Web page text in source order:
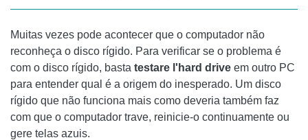
Muitas vezes pode acontecer que o computador não
reconheça o disco rígido. Para verificar se o problema é
com o disco rígido, basta testare l'hard drive em outro PC
para entender qual é a origem do inesperado. Um disco
rígido que não funciona mais como deveria também faz
com que o computador trave, reinicie-o continuamente ou
gere telas azuis.